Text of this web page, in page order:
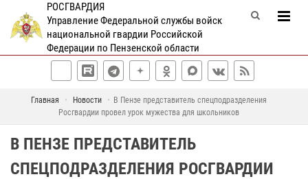
РОСГВАРДИЯ
Управление Федеральной службы войск
национальной гвардии Российской
Федерации по Пензенской области
Главная Новости
В Пензе представитель спецподразделения
Росгвардии провел урок мужества для школьников
В ПЕНЗЕ ПРЕДСТАВИТЕЛЬ
СПЕЦПОДРАЗДЕЛЕНИЯ РОСГВАРДИИ